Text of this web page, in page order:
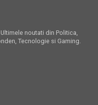
noutati din Politica,
Tecnologie si Gaming.